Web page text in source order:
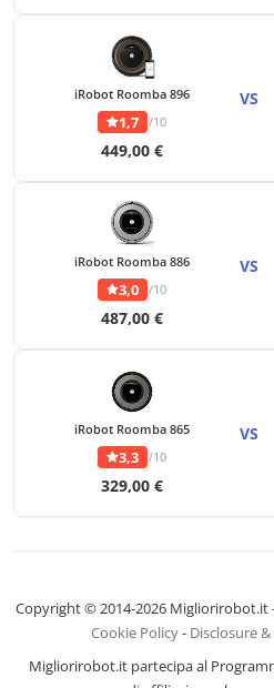
iRobot Roomba 896
1,7 /10
449,00 €
VS
iRobot Roomba 886
3,0 /10
487,00 €
VS
iRobot Roomba 865
3,3 /10
329,00 €
VS
Copyright © 2014-2026
Cookie Policy- Disclosure
Migliorirobot.it partecipa al